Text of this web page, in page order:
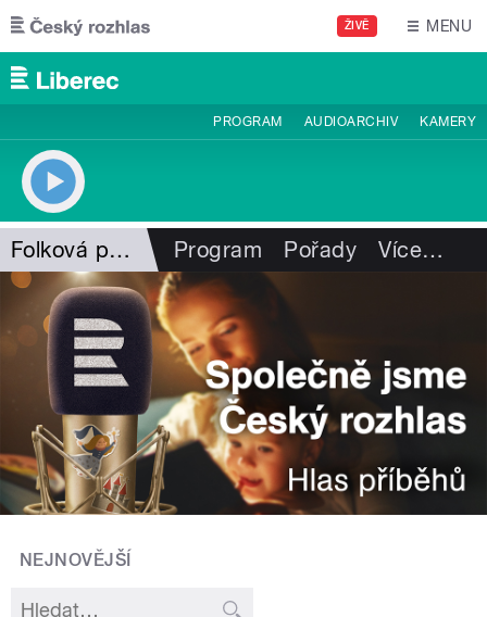
Přejít k hlavnímu obsahu
ŽIVĚ MENU
PROGRAM AUDIOARCHIV KAMERY
Folková pohlazení Program Pořady Více…
NEJNOVĚJŠÍ